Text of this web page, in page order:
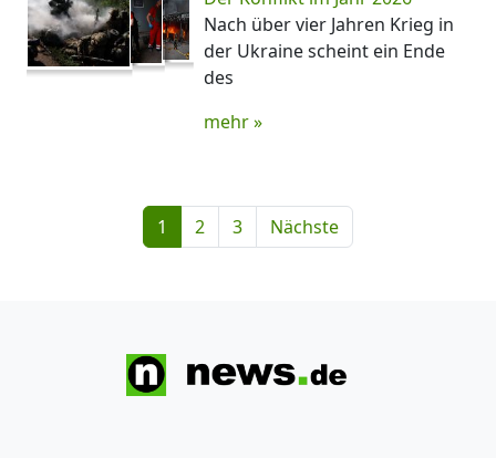
Nach über vier Jahren Krieg in
der Ukraine scheint ein Ende
des
mehr »
1 2 3 Nächste